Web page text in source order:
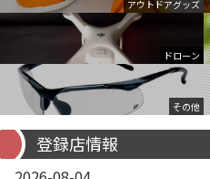
アウトドアグッズ
ドローン
その他
登録店情報